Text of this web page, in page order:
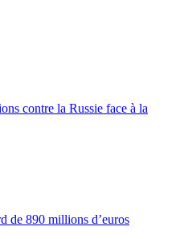
contre la Russie face à la
de 890 millions d’euros